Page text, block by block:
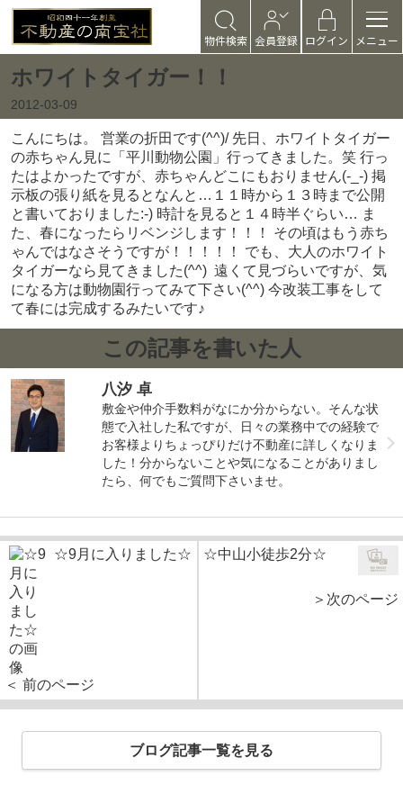
物件検索 会員登録 ログイン メニュー
ホワイトタイガー！！
2012-03-09
こんにちは。 営業の折田です(^^)/ 先日、ホワイトタイガー
の赤ちゃん見に「平川動物公園」行ってきました。笑 行っ
たはよかったですが、赤ちゃんどこにもおりません(-_-) 掲
示板の張り紙を見るとなんと…１１時から１３時まで公開
と書いておりました:-) 時計を見ると１４時半ぐらい… ま
た、春になったらリベンジします！！！ その頃はもう赤ち
ゃんではなさそうですが！！！！！ でも、大人のホワイト
タイガーなら見てきました(^^) 遠くて見づらいですが、気
になる方は動物園行ってみて下さい(^^) 今改装工事をして
て春には完成するみたいです♪
この記事を書いた人
八汐 卓
敷金や仲介手数料がなにか分からない。そんな状
態で入社した私ですが、日々の業務中での経験で
お客様よりちょっぴりだけ不動産に詳しくなりま
した！分からないことや気になることがありまし
たら、何でもご質問下さいませ。
☆9月に入りました☆
＜ 前のページ
☆中山小徒歩2分☆
＞次のページ
ブログ記事一覧を見る